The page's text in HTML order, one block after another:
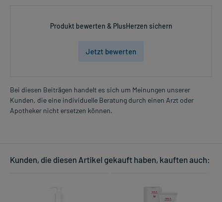
Produkt bewerten & PlusHerzen sichern
Jetzt bewerten
Bei diesen Beiträgen handelt es sich um Meinungen unserer
Kunden, die eine individuelle Beratung durch einen Arzt oder
Apotheker nicht ersetzen können.
Kunden, die diesen Artikel gekauft haben, kauften auch: